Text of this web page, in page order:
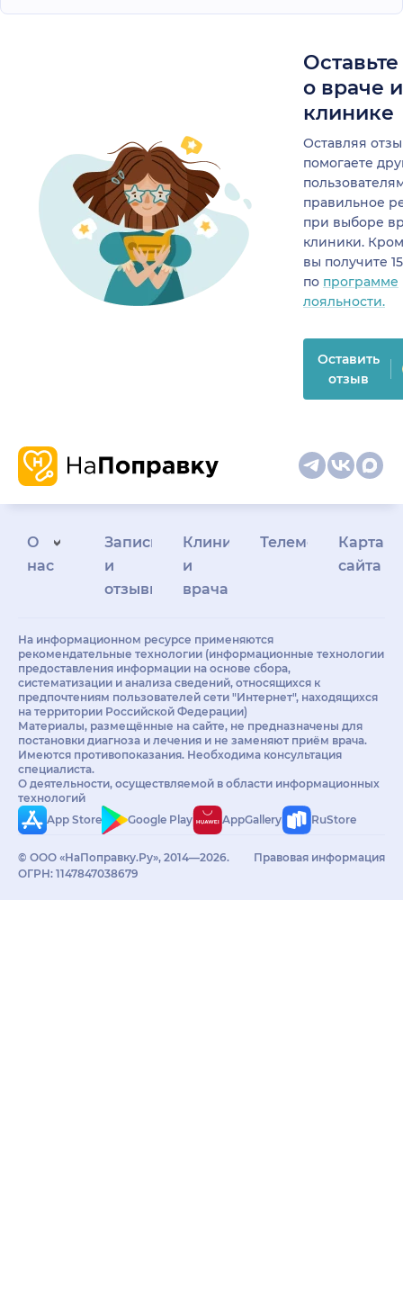
о враче
клинике
Оставляя
помогаете
правильное
при выборе
клиники.
вы получите
по программе
лояльности.
Оставить
отзыв
О
нас
Запись
и
отзывы
Клиникам
и
врачам
Телемедицина
Карта
сайта
На информационном ресурсе применяются
рекомендательные технологии (информационные технологии
предоставления информации на основе сбора,
систематизации и анализа сведений, относящихся к
предпочтениям пользователей сети "Интернет", находящихся
на территории Российской Федерации)
Материалы, размещённые на сайте, не предназначены для
постановки диагноза и лечения и не заменяют приём врача.
Имеются противопоказания. Необходима консультация
специалиста.
О деятельности, осуществляемой в области информационных
технологий
App Store
Google Play AppGallery RuStore
© ООО «НаПоправку.Ру», 2014—2026.
ОГРН: 1147847038679
Правовая информация